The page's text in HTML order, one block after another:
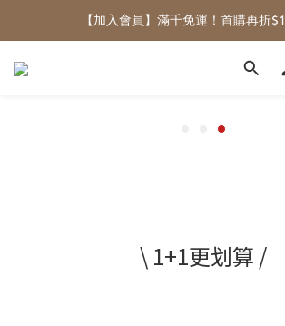
【加入會員】滿千免運！首購再折
\ 1+1更划算 /